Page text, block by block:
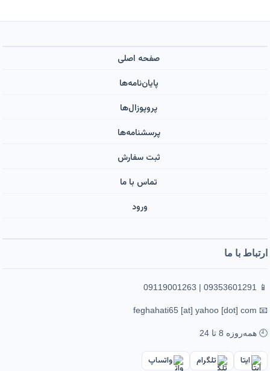
صفحه اصلی
پایان‌نامه‌ها
پروپوزال‌ها
پرسشنامه‌ها
ثبت سفارش
تماس با ما
ورود ‌
ارتباط با ما
📱 09353601291 | 09119001263
📧 feghahati65 [at] yahoo [dot] com
🕘 همه‌روزه 8 تا 24
ایتا تلگرام واتساپ